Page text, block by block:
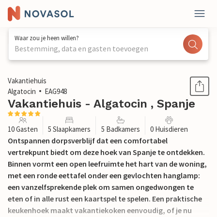
Waar zou je heen willen?
Bestemming, data en gasten toevoegen
1 / 36
Vakantiehuis
Algatocin
EAG948
Vakantiehuis - Algatocin , Spanje
10 Gasten 5 Slaapkamers 5 Badkamers 0 Huisdieren
Ontspannen dorpsverblijf dat een comfortabel
vertrekpunt biedt om deze hoek van Spanje te ontdekken.
Binnen vormt een open leefruimte het hart van de woning,
met een ronde eettafel onder een gevlochten hanglamp:
een vanzelfsprekende plek om samen ongedwongen te
eten of in alle rust een kaartspel te spelen. Een praktische
keukenhoek maakt vakantiekoken eenvoudig, of je nu